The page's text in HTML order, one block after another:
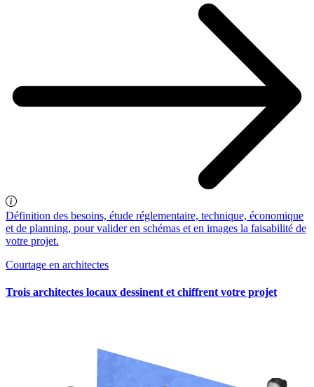
Définition des besoins, étude réglementaire, technique, économique
et de planning, pour valider en schémas et en images la faisabilité de
votre projet.
Courtage en architectes
Trois architectes locaux dessinent et chiffrent votre projet